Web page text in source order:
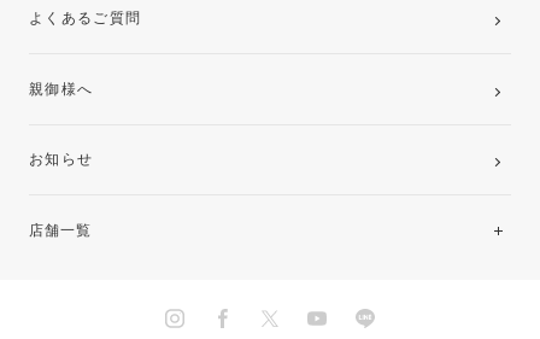
よくあるご質問
親御様へ
お知らせ
店舗一覧